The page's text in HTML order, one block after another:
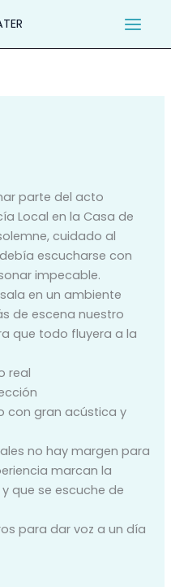
parte del acto
Local en la Casa de
cuidado al
escucharse con
impecable.
en un ambiente
de escena nuestro
que todo fluyera a la
real
con gran acústica y
no hay margen para
marcan la
que se escuche de
para dar voz a un día